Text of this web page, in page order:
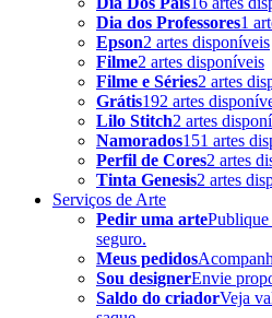
Dia dos Professores1
Epson2 artes disponíveis
Filme2 artes disponíveis
Filme e Séries2 artes
Grátis192 artes
Lilo Stitch2 artes
Namorados151 artes
Perfil de Cores2 artes
Tinta Genesis2 artes
Serviços de Arte
Pedir uma artePublique
seguro.
Meus pedidos
Sou designerEnvie
Saldo do criadorVeja